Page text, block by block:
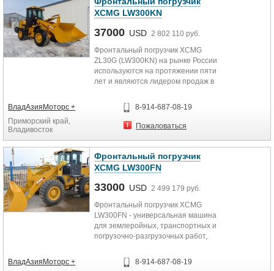
XCMG LW300KN
37000 USD 2 802 110 руб.
Фронтальный погрузчик XCMG
ZL30G (LW300KN) на рынке России
используются на протяжении пяти
лет и являются лидером продаж в
ВладАзияМоторс +
Приморский край,
Владивосток
8-914-687-08-19
Пожаловаться
Фронтальный погрузчик
XCMG LW300FN
33000 USD 2 499 179 руб.
Фронтальный погрузчик XCMG
LW300FN - универсальная машина
для землеройных, транспортных и
погрузочно-разгрузочных работ,
ВладАзияМоторс +
8-914-687-08-19